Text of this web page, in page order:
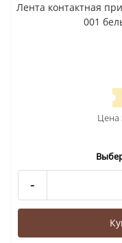
Лента контактная
001
Цена
-